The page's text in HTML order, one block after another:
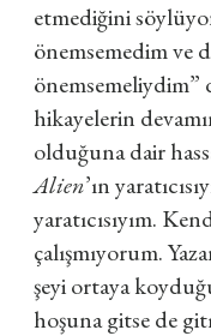
etmediğini
önemsemedim ve
önemsemeliydim”
hikayelerin
olduğuna dair
Alien’ın
yaratıcısıyım.
çalışmıyorum.
şeyi ortaya
hoşuna gitse de